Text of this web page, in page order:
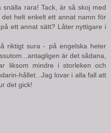
snälla rara! Tack, är så skoj med
helt enkelt ett annat namn för
ett annat sätt? Låter nyttigare i
riktigt sura - på engelska heter
är det sådana,
liksom mindre i storleken och
hållet...Jag lovar i alla fall att
det gick!